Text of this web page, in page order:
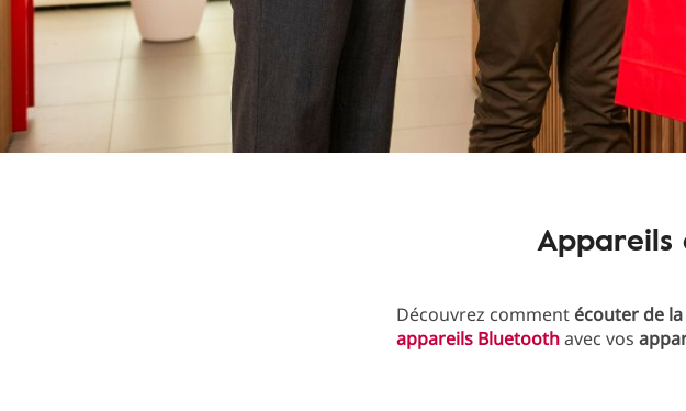
Découvrez comment écouter de
appareils Bluetoothavec vos